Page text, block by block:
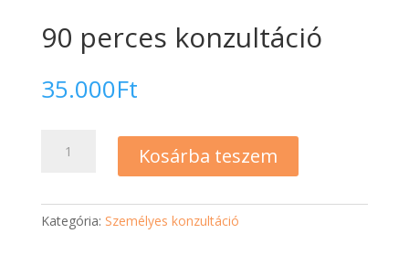
90 perces konzultáció
35.000Ft
perces
mennyiség
Kosárba teszem
Kategória: Személyes konzultáció